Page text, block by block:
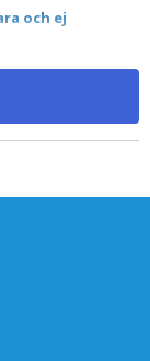
och ej
69 01 00